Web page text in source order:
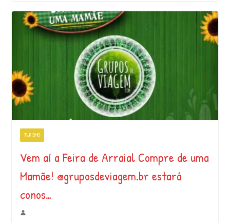
TURISMO
Vem aí a Feira de Arraial Compre de uma
Mamãe! @gruposdeviagem.br estará
conos…